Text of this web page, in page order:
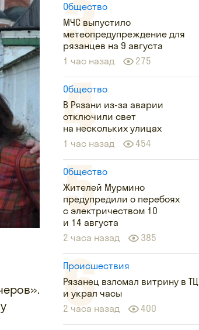
Общество
МЧС выпустило
метеопредупреждение для
рязанцев на 9 августа
1 час назад
275
Общество
В Рязани из-за аварии
отключили свет
на нескольких улицах
1 час назад
454
Общество
Жителей Мурмино
предупредили о перебоях
с электричеством 10
и 14 августа
2 часа назад
385
Происшествия
Рязанец взломал витрину в ТЦ
и украл часы
2 часа назад
400